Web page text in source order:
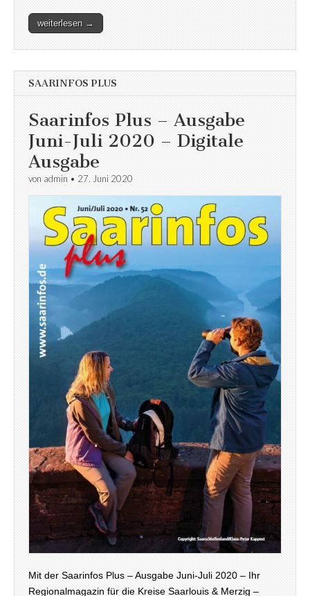
weiterlesen →
SAARINFOS PLUS
Saarinfos Plus – Ausgabe
Juni-Juli 2020 – Digitale
Ausgabe
von admin • 27. Juni 2020
Mit der Saarinfos Plus – Ausgabe Juni-Juli 2020 – Ihr
Regionalmagazin für die Kreise Saarlouis & Merzig –